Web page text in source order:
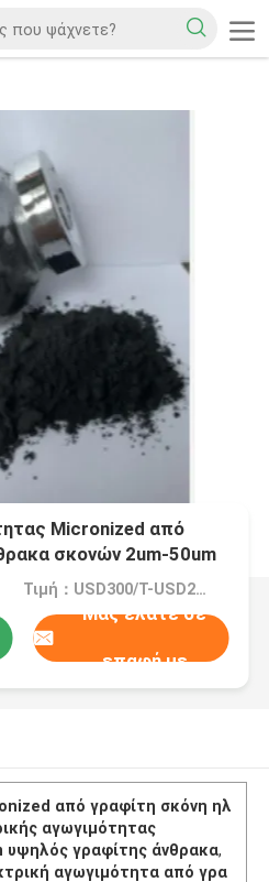
Micronized από
σκονών 2um-50um
Τιμή：USD300/T-USD2000/T
Μας ελάτε σε
επαφή με
από γραφίτη σκόνη ηλ
αγωγιμότητας
υψηλός γραφίτης άνθρακα,
αγωγιμότητα από γρα